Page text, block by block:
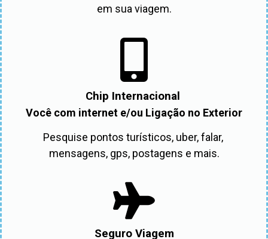
em sua viagem.
Chip Internacional
Você com internet e/ou Ligação no Exterior
Pesquise pontos turísticos, uber, falar,
mensagens, gps, postagens e mais.
Seguro Viagem